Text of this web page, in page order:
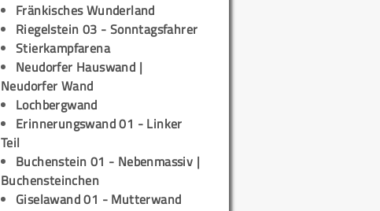
Fränkisches Wunderland
Riegelstein 03 - Sonntagsfahrer
Stierkampfarena
Neudorfer Hauswand |
Neudorfer Wand
Lochbergwand
Erinnerungswand 01 - Linker
Teil
Buchenstein 01 - Nebenmassiv |
Buchensteinchen
Giselawand 01 - Mutterwand